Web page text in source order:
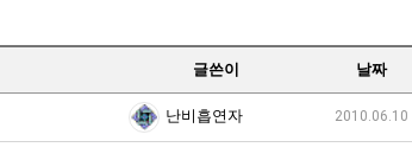
글쓴이 날짜
난비흡연자 2010.06.10